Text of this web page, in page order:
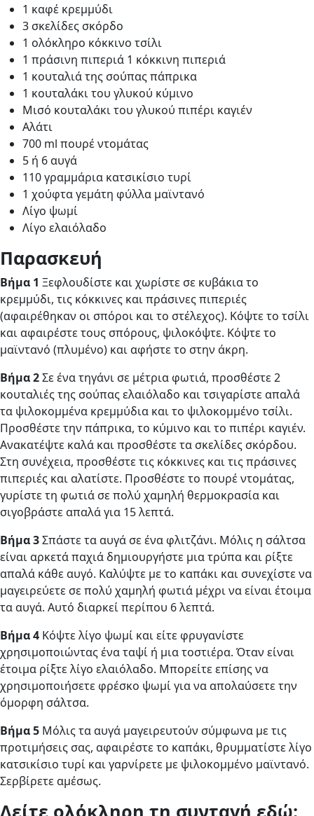
1 καφέ κρεμμύδι
3 σκελίδες σκόρδο
1 ολόκληρο κόκκινο τσίλι
1 πράσινη πιπεριά 1 κόκκινη πιπεριά
1 κουταλιά της σούπας πάπρικα
1 κουταλάκι του γλυκού κύμινο
Μισό κουταλάκι του γλυκού πιπέρι καγιέν
Αλάτι
700 ml πουρέ ντομάτας
5 ή 6 αυγά
110 γραμμάρια κατσικίσιο τυρί
1 χούφτα γεμάτη φύλλα μαϊντανό
Λίγο ψωμί
Λίγο ελαιόλαδο
Παρασκευή
Βήμα 1 Ξεφλουδίστε και χωρίστε σε κυβάκια το
κρεμμύδι, τις κόκκινες και πράσινες πιπεριές
(αφαιρέθηκαν οι σπόροι και το στέλεχος). Κόψτε το τσίλι
και αφαιρέστε τους σπόρους, ψιλοκόψτε. Κόψτε το
μαϊντανό (πλυμένο) και αφήστε το στην άκρη.
Βήμα 2Σε ένα τηγάνι σε μέτρια φωτιά, προσθέστε 2
κουταλιές της σούπας ελαιόλαδο και τσιγαρίστε απαλά
τα ψιλοκομμένα κρεμμύδια και το ψιλοκομμένο τσίλι.
Προσθέστε την πάπρικα, το κύμινο και το πιπέρι καγιέν.
Ανακατέψτε καλά και προσθέστε τα σκελίδες σκόρδου.
Στη συνέχεια, προσθέστε τις κόκκινες και τις πράσινες
πιπεριές και αλατίστε. Προσθέστε το πουρέ ντομάτας,
γυρίστε τη φωτιά σε πολύ χαμηλή θερμοκρασία και
σιγοβράστε απαλά για 15 λεπτά.
Βήμα 3Σπάστε τα αυγά σε ένα φλιτζάνι. Μόλις η σάλτσα
είναι αρκετά παχιά δημιουργήστε μια τρύπα και ρίξτε
απαλά κάθε αυγό. Καλύψτε με το καπάκι και συνεχίστε να
μαγειρεύετε σε πολύ χαμηλή φωτιά μέχρι να είναι έτοιμα
τα αυγά. Αυτό διαρκεί περίπου 6 λεπτά.
Βήμα 4 Κόψτε λίγο ψωμί και είτε φρυγανίστε
χρησιμοποιώντας ένα ταψί ή μια τοστιέρα. Όταν είναι
έτοιμα ρίξτε λίγο ελαιόλαδο. Μπορείτε επίσης να
χρησιμοποιήσετε φρέσκο ​​ψωμί για να απολαύσετε την
όμορφη σάλτσα.
Βήμα 5 Μόλις τα αυγά μαγειρευτούν σύμφωνα με τις
προτιμήσεις σας, αφαιρέστε το καπάκι, θρυμματίστε λίγο
κατσικίσιο τυρί και γαρνίρετε με ψιλοκομμένο μαϊντανό.
Σερβίρετε αμέσως.
Δείτε ολόκληρη τη συνταγή εδώ: